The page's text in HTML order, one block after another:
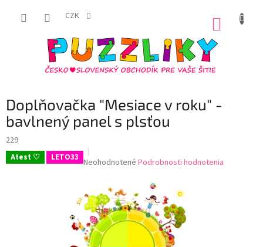
CZK
Doplňovačka "Mesiace v roku" -
bavlnený panel s plsťou
229
Atest ♡ LETO33 Priemerné
produktu
je
0,0
5
hviezdičiek.
Neohodnotené Podrobnosti hodnotenia